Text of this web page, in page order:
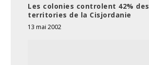
Les colonies controlent 42% des
territories de la Cisjordanie
13 mai 2002